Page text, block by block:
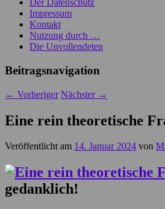
Der Datenschutz
Impressum
Kontakt
Nutzung durch …
Die Unvollendeten
Beitragsnavigation
← Vorheriger Nächster →
Eine rein theoretische
Veröffentlicht am 14. Januar 2024 von
gedanklich!